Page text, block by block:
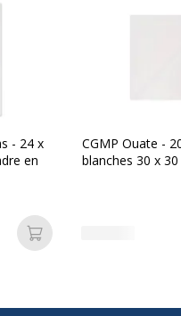
- 24 x
en
Ajouter au panier
CGMP Ouate -
blanches 30 x